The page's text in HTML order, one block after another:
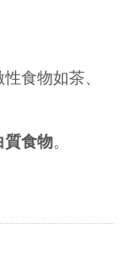
食物如茶、
質食物。